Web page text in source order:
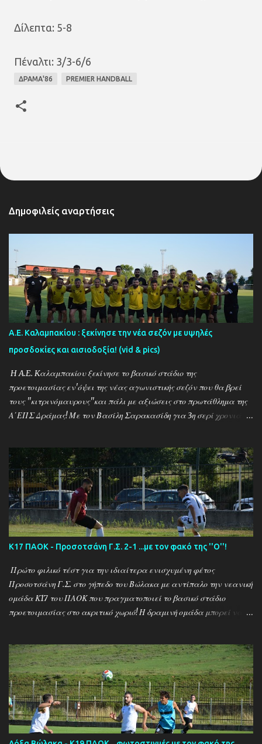
Δίλεπτα: 5-8
Πέναλτι: 3/3-6/6
ΔΡΑΜΑ'86 PREMIER HANDBALL
Δημοφιλείς αναρτήσεις
Α.Ε. Καλαμπακίου : ξεκίνησε την νέα σεζόν με υψηλές
προσδοκίες και αισιοδοξία! (vid & pics)
H A.E. Kαλαμπακίου ξεκίνησε το βασικό στάδιο της
προετοιμασίας εν'όψει της νέας αγωνιστικής σεζόν που θα βρεί
τους ''κιτρινόμαυρους''και πάλι με αξιώσεις στο πρωτάθλημα της
Α΄ΕΠΣ Δράμας! Με τον Βασίλη Σαρακασίδη για 3η σερί χρονιά
δυναμική των ''κιτρινόμαυρων''! Παρακάτω δείτε φωτοστιγμές
απο τις προπονήσεις της δραμινής ομάδας μέσα απο τον φακό της
''Ο'' που βρέθηκε στο γήπεδο του Καλαμπακίου ενώ δηλώσεις
κάνουν οι κ.κ. Σαρακασίδης Βασίλης (προπονητής) , Βαβλιάκης
Χρόνης (τεχνικός διευθυντής) και οι ποδοσφαιριστές Μάριος
Βουτσινάς και Ηλίας Σταμπουλής!
Κ17 ΠΑΟΚ - Προσοτσάνη Γ.Σ. 2-1 ...με τον φακό της ''Ο''!
Πρώτο φιλικό τέστ για την ιδιαίτερα ενισχυμένη φέτος
Προσοτσάνη Γ.Σ. στο γήπεδο του Βώλακα με αντίπαλο την νεανική
ομάδα Κ17 του ΠΑΟΚ που πραγματοποιεί το βασικό στάδιο
προετοιμασίας στο ακριτικό χωριό! Η δραμινή ομάδα μπορεί να
προετοιμασίας - μιας ομάδας που έκανε 21 μεταγραφικές
κινήσεις και σίγουρα θέλει τον απαραίτητο χρόνο για να ''δέσει''
ως σύνολο , με τον ''Ψηλό'' Γιάννη Ιωαννίδη να δίνει χρόνο
συμμετοχής σε όλους τους διαθέσιμους ποδοσφαιριστές.. Ο ΠΑΟΚ
προηγήθηκε με τον Ζέκα ωστόσο ο Μουρατίδης στο 30΄έφερε το
ματς στα ίσα για την δραμινή ομάδα (1-1) το οποίο και ήταν σκορ
ημιχρόνου... Στην επανάληψη οι δύο ομάδες έκαναν αρκετές